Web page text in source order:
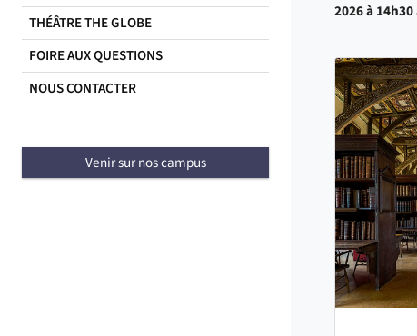
THÉÂTRE THE GLOBE
FOIRE AUX QUESTIONS
NOUS CONTACTER
Venir sur nos campus
2026 à